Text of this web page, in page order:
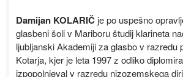
Damijan KOLARIČje po uspešno
glasbeni šoli v Mariboru študij klarineta
ljubljanski Akademiji za glasbo v razredu
Kotarja, kjer je leta 1997 z odliko
izpopolnjeval v razredu nizozemskega